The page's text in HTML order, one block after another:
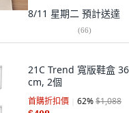
8/11 星期二 預計送達
(66)
21C Trend 寬版鞋盒
cm, 2個
首購折扣價 62%$1,088